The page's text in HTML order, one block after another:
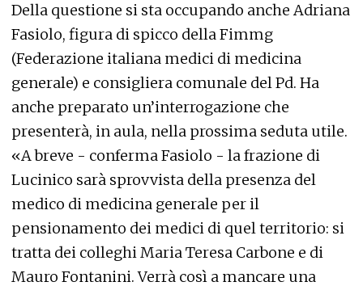
Della questione si sta occupando anche Adriana
Fasiolo, figura di spicco della Fimmg
(Federazione italiana medici di medicina
generale) e consigliera comunale del Pd. Ha
anche preparato un’interrogazione che
presenterà, in aula, nella prossima seduta utile.
«A breve - conferma Fasiolo - la frazione di
Lucinico sarà sprovvista della presenza del
medico di medicina generale per il
pensionamento dei medici di quel territorio: si
tratta dei colleghi Maria Teresa Carbone e di
Mauro Fontanini. Verrà così a mancare una